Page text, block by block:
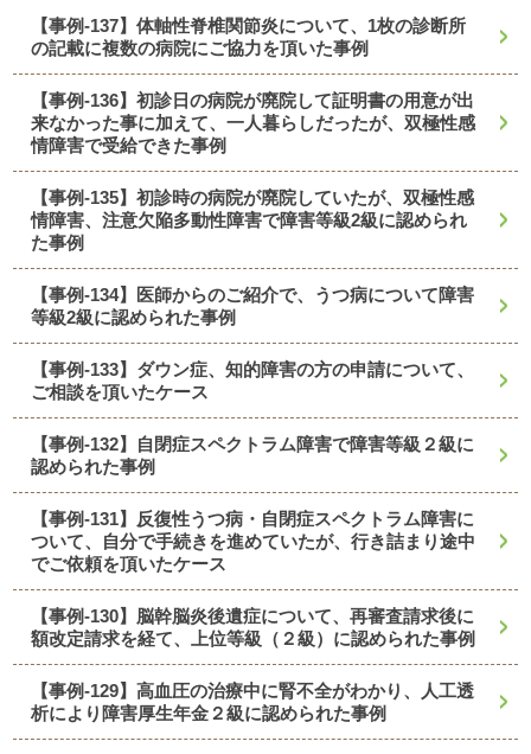
【事例-137】体軸性脊椎関節炎について、1枚の診断所
の記載に複数の病院にご協力を頂いた事例
【事例-136】初診日の病院が廃院して証明書の用意が出
来なかった事に加えて、一人暮らしだったが、双極性感
情障害で受給できた事例
【事例-135】初診時の病院が廃院していたが、双極性感
情障害、注意欠陥多動性障害で障害等級2級に認められ
た事例
【事例-134】医師からのご紹介で、うつ病について障害
等級2級に認められた事例
【事例-133】ダウン症、知的障害の方の申請について、
ご相談を頂いたケース
【事例-132】自閉症スペクトラム障害で障害等級２級に
認められた事例
【事例-131】反復性うつ病・自閉症スペクトラム障害に
ついて、自分で手続きを進めていたが、行き詰まり途中
でご依頼を頂いたケース
【事例-130】脳幹脳炎後遺症について、再審査請求後に
額改定請求を経て、上位等級（２級）に認められた事例
【事例-129】高血圧の治療中に腎不全がわかり、人工透
析により障害厚生年金２級に認められた事例